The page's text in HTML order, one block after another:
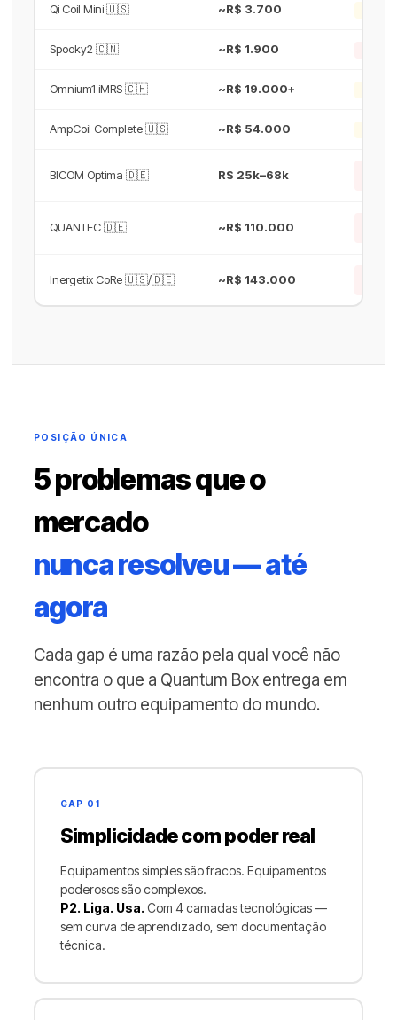
Qi Coil Mini 🇺🇸 ~R$ 3.700
Spooky2 🇨🇳 ~R$ 1.900
Omnium1 iMRS 🇨🇭 ~R$ 19.000+
AmpCoil Complete 🇺🇸 ~R$ 54.000
BICOM Optima 🇩🇪 R$ 25k–68k
QUANTEC 🇩🇪 ~R$ 110.000
Inergetix CoRe 🇺🇸/🇩🇪 ~R$ 143.000
POSIÇÃO ÚNICA
5 problemas que o
mercado
nunca resolveu — até
agora
Cada gap é uma razão pela qual você não
encontra o que a Quantum Box entrega em
nenhum outro equipamento do mundo.
GAP 01
Simplicidade com poder real
Equipamentos simples são fracos. Equipamentos
poderosos são complexos.
P2. Liga. Usa. Com 4 camadas tecnológicas —
sem curva de aprendizado, sem documentação
técnica.